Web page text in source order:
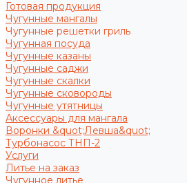
Готовая продукция
Чугунные мангалы
Чугунные решетки гриль
Чугунная посуда
Чугунные казаны
Чугунные саджи
Чугунные скалки
Чугунные сковороды
Чугунные утятницы
Аксессуары для мангала
Воронки &quot;Левша&quot;
Турбонасос ТНП-2
Услуги
Литье на заказ
Чугунное литье